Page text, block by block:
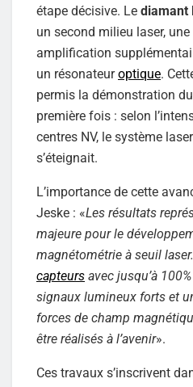
étape décisive. Le diamant
un second milieu laser,
amplification
un résonateuroptique.
permis la démonstration
première fois : selon
centres NV, le système
s’éteignait.
L’importance de cette
Jeske : «Les résultats
majeure pour le
magnétométrie à seuil
capteurs avec jusqu’à
signaux lumineux forts et
forces de champ
être réalisés à l’avenir».
Ces travaux s’inscrivent